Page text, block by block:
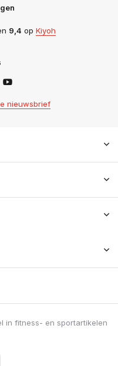
9,4 op Kiyoh
nieuwsbrief
in fitness- en sportartikelen